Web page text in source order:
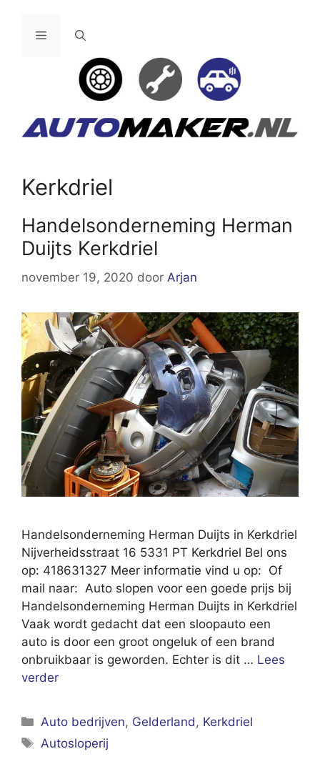
Menu
Kerkdriel
Handelsonderneming Herman
Duijts Kerkdriel
november 19, 2020 door Arjan
Handelsonderneming Herman Duijts in Kerkdriel
Nijverheidsstraat 16 5331 PT Kerkdriel Bel ons
op: 418631327 Meer informatie vind u op: Of
mail naar: Auto slopen voor een goede prijs bij
Handelsonderneming Herman Duijts in Kerkdriel
Vaak wordt gedacht dat een sloopauto een
auto is door een groot ongeluk of een brand
onbruikbaar is geworden. Echter is dit … Lees
verder
Categorieën
Auto bedrijven, Gelderland, Kerkdriel
Tags
Autosloperij